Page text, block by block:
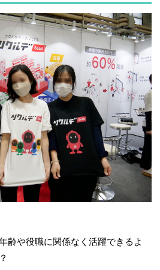
齢や役職に関係なく活躍できるよ